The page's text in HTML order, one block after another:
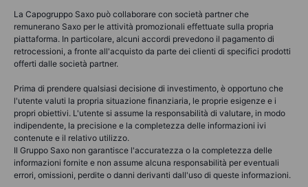
La Capogruppo Saxo può collaborare con società partner che
remunerano Saxo per le attività promozionali effettuate sulla propria
piattaforma. In particolare, alcuni accordi prevedono il pagamento di
retrocessioni, a fronte all'acquisto da parte dei clienti di specifici prodotti
offerti dalle società partner.
Prima di prendere qualsiasi decisione di investimento, è opportuno che
l'utente valuti la propria situazione finanziaria, le proprie esigenze e i
propri obiettivi. L'utente si assume la responsabilità di valutare, in modo
indipendente, la precisione e la completezza delle informazioni ivi
contenute e il relativo utilizzo.
Il Gruppo Saxo non garantisce l'accuratezza o la completezza delle
informazioni fornite e non assume alcuna responsabilità per eventuali
errori, omissioni, perdite o danni derivanti dall'uso di queste informazioni.